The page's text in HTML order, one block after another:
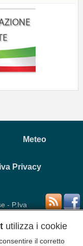
Meteo
Privacy
- P.Iva
utilizza i cookie
il corretto